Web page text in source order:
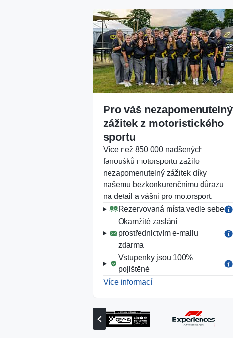
Pro váš nezapomenutelný
zážitek z motoristického
sportu
Více než 850 000 nadšených
fanoušků motorsportu zažilo
nezapomenutelný zážitek díky
našemu bezkonkurenčnímu důrazu
na detail a vášni pro motorsport.
Rezervovaná místa vedle sebe
Okamžité zaslání
prostřednictvím e-mailu
zdarma
Vstupenky jsou 100%
pojištěné
Více informací
Zobrazit
předchozího